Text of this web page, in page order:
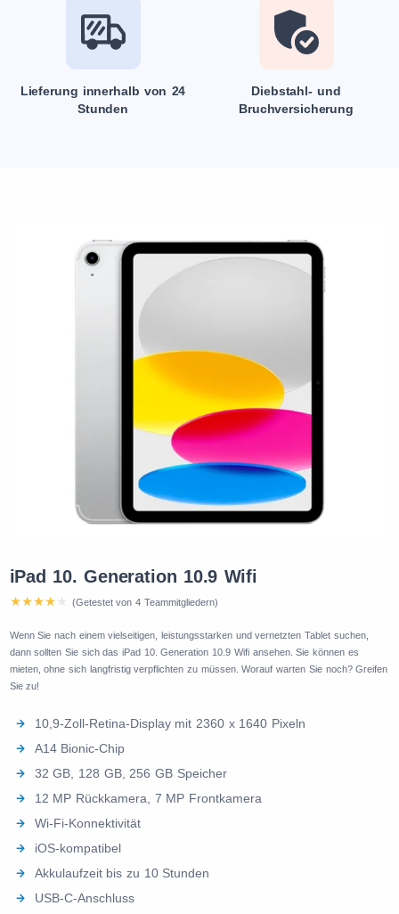
Lieferung innerhalb von 24
Stunden
Diebstahl- und
Bruchversicherung
iPad 10. Generation 10.9 Wifi
(Getestet von 4 Teammitgliedern)
Wenn Sie nach einem vielseitigen, leistungsstarken und vernetzten Tablet suchen,
dann sollten Sie sich das iPad 10. Generation 10.9 Wifi ansehen. Sie können es
mieten, ohne sich langfristig verpflichten zu müssen. Worauf warten Sie noch? Greifen
Sie zu!
10,9-Zoll-Retina-Display mit 2360 x 1640 Pixeln
A14 Bionic-Chip
32 GB, 128 GB, 256 GB Speicher
12 MP Rückkamera, 7 MP Frontkamera
Wi-Fi-Konnektivität
iOS-kompatibel
Akkulaufzeit bis zu 10 Stunden
USB-C-Anschluss